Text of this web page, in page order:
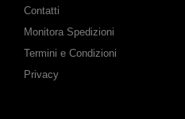
Contatti
Monitora Spedizioni
Termini e Condizioni
Privacy